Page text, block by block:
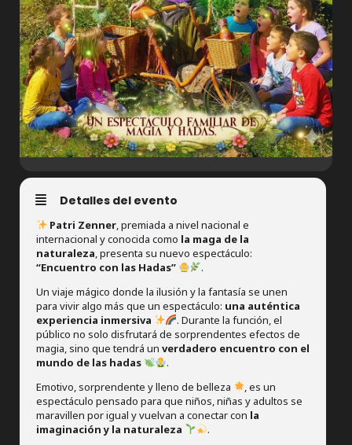
Detalles del evento
Patri Zenner, premiada a nivel nacional e
internacional y conocida como la maga de la
naturaleza, presenta su nuevo espectáculo:
“Encuentro con las Hadas”
.
Un viaje mágico donde la ilusión y la fantasía se unen
para vivir algo más que un espectáculo: una auténtica
experiencia inmersiva
. Durante la función, el
público no solo disfrutará de sorprendentes efectos de
magia, sino que tendrá un verdadero encuentro con el
mundo de las hadas
.
Emotivo, sorprendente y lleno de belleza
, es un
espectáculo pensado para que niños, niñas y adultos se
maravillen por igual y vuelvan a conectar con la
imaginación y la naturaleza
.